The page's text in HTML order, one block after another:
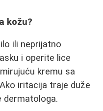
kožu?
ili neprijatno
i operite lice
kremu sa
iritacija traje duže
dermatologa.